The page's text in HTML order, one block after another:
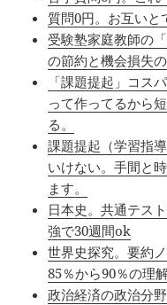
質問0円。お互いと
受験塾家庭教師の
の節約と機会損失
「課題提起」コス
って作ってるから
る。
課題提起（学習指
いけない。手間と
ます。
日本史。共通テス
強で30週間ok
世界史探究。要約
85％から90％の理
政治経済の政治分